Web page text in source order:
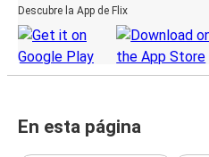
Descubre la App de Flix
En esta página